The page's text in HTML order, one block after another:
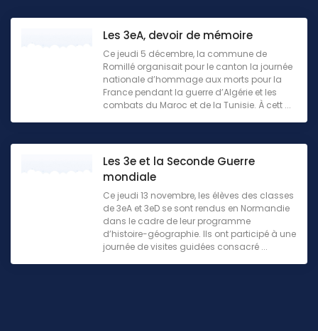
Les 3eA, devoir de mémoire
Ce jeudi 5 décembre, la commune de
Romillé organisait pour le canton la journée
nationale d’hommage aux morts pour la
France pendant la guerre d’Algérie et les
combats du Maroc et de la Tunisie. À cett ...
Les 3e et la Seconde Guerre
mondiale
Ce jeudi 13 novembre, les élèves des classes
de 3eA et 3eD se sont rendus en Normandie
dans le cadre de leur programme
d’histoire-géographie. Ils ont participé à une
journée de visites guidées consacré ...